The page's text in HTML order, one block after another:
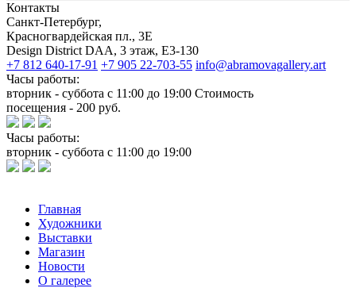
Контакты
Санкт-Петербург,
Красногвардейская пл., 3E
Design District DAA, 3 этаж, Е3-130
+7 812 640-17-91 +7 905 22-703-55 info@abramovagallery.art
Часы работы:
вторник - суббота с 11:00 до 19:00 Стоимость
посещения - 200 руб.
Часы работы:
вторник - суббота с 11:00 до 19:00
Главная
Художники
Выставки
Магазин
Новости
О галерее